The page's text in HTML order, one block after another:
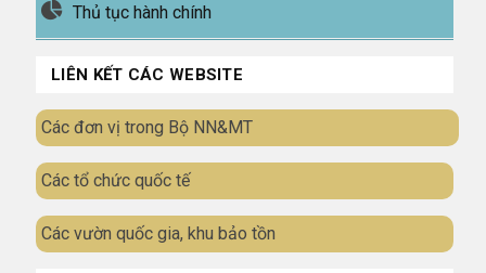
Thủ tục hành chính
LIÊN KẾT CÁC WEBSITE
Các đơn vị trong Bộ NN&MT
Các tổ chức quốc tế
Các vườn quốc gia, khu bảo tồn